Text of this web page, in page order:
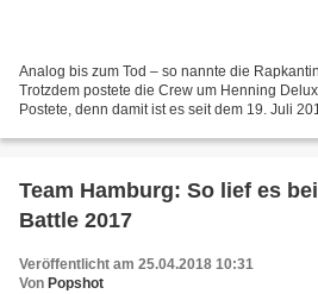
Analog bis zum Tod – so nannte die
Trotzdem postete die Crew um Henning
Postete, denn damit ist es seit dem 19. Juli
Team Hamburg: So lief es
Battle 2017
Veröffentlicht am 25.04.2018 10:31
Von Popshot